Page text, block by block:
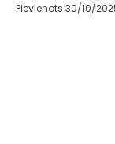
Pievienots 30/10/